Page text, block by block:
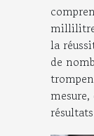
la
de